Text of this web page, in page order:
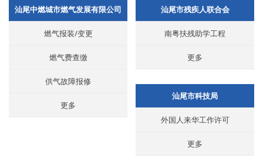
汕尾中燃城市燃气发展有限公司
燃气报装/变更
燃气费查缴
供气故障报修
更多
汕尾市残疾人联合会
南粤扶残助学工程
更多
汕尾市科技局
外国人来华工作许可
更多